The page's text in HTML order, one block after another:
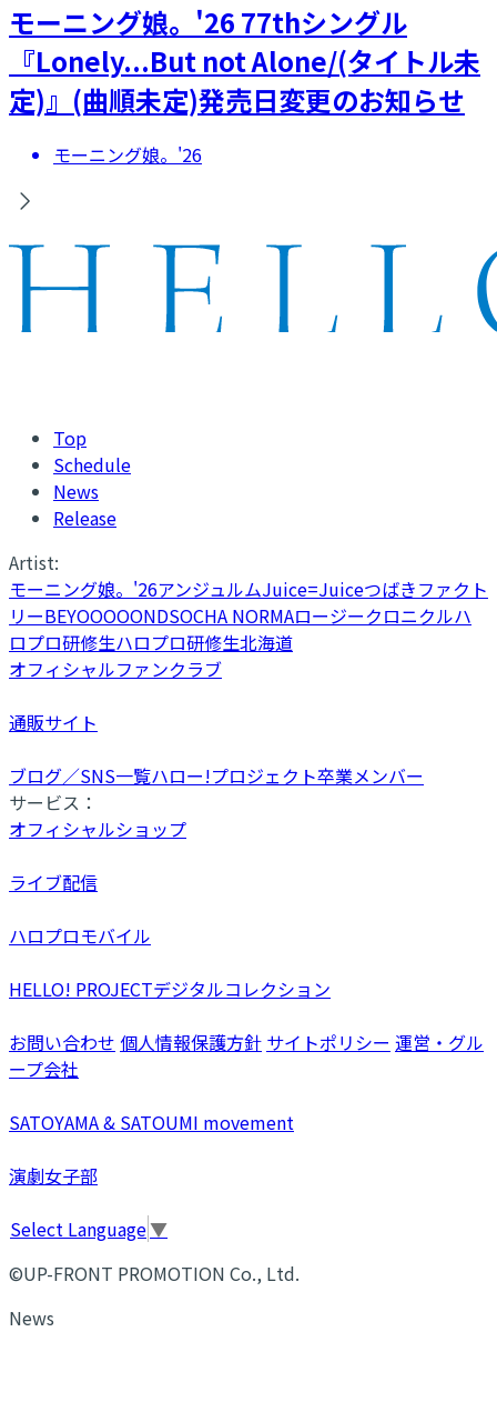
モーニング娘。'26 77thシングル
『Lonely...But not Alone/(タイトル未
定)』(曲順未定)発売日変更のお知らせ
モーニング娘。'26
Top
Schedule
News
Release
Artist:
モーニング娘。'26アンジュルムJuice=Juiceつばきファクト
リーBEYOOOOONDSOCHA NORMAロージークロニクルハ
ロプロ研修生ハロプロ研修生北海道
オフィシャルファンクラブ
通販サイト
ブログ／SNS一覧ハロー!プロジェクト卒業メンバー
サービス：
オフィシャルショップ
ライブ配信
ハロプロモバイル
HELLO! PROJECTデジタルコレクション
お問い合わせ 個人情報保護方針 サイトポリシー 運営・グル
ープ会社
SATOYAMA & SATOUMI movement
演劇女子部
Select Language▼
©UP-FRONT PROMOTION Co., Ltd.
News